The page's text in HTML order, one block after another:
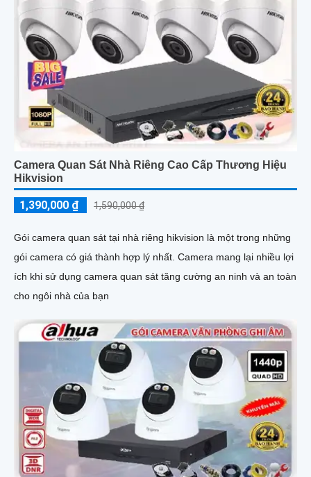
Camera Quan Sát Nhà Riêng Cao Cấp Thương Hiệu
Hikvision
1,390,000 ₫ 1,590,000 ₫
Gói camera quan sát tại nhà riêng hikvision là một trong những
gói camera có giá thành hợp lý nhất. Camera mang lại nhiều lợi
ích khi sử dụng camera quan sát tăng cường an ninh và an toàn
cho ngôi nhà của bạn